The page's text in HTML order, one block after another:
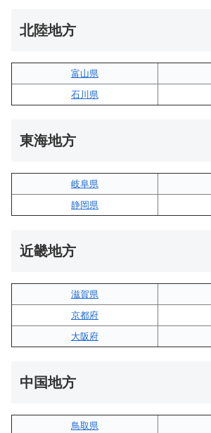
北陸地方
富山県
石川県
東海地方
岐阜県
静岡県
近畿地方
滋賀県
京都府
大阪府
中国地方
鳥取県